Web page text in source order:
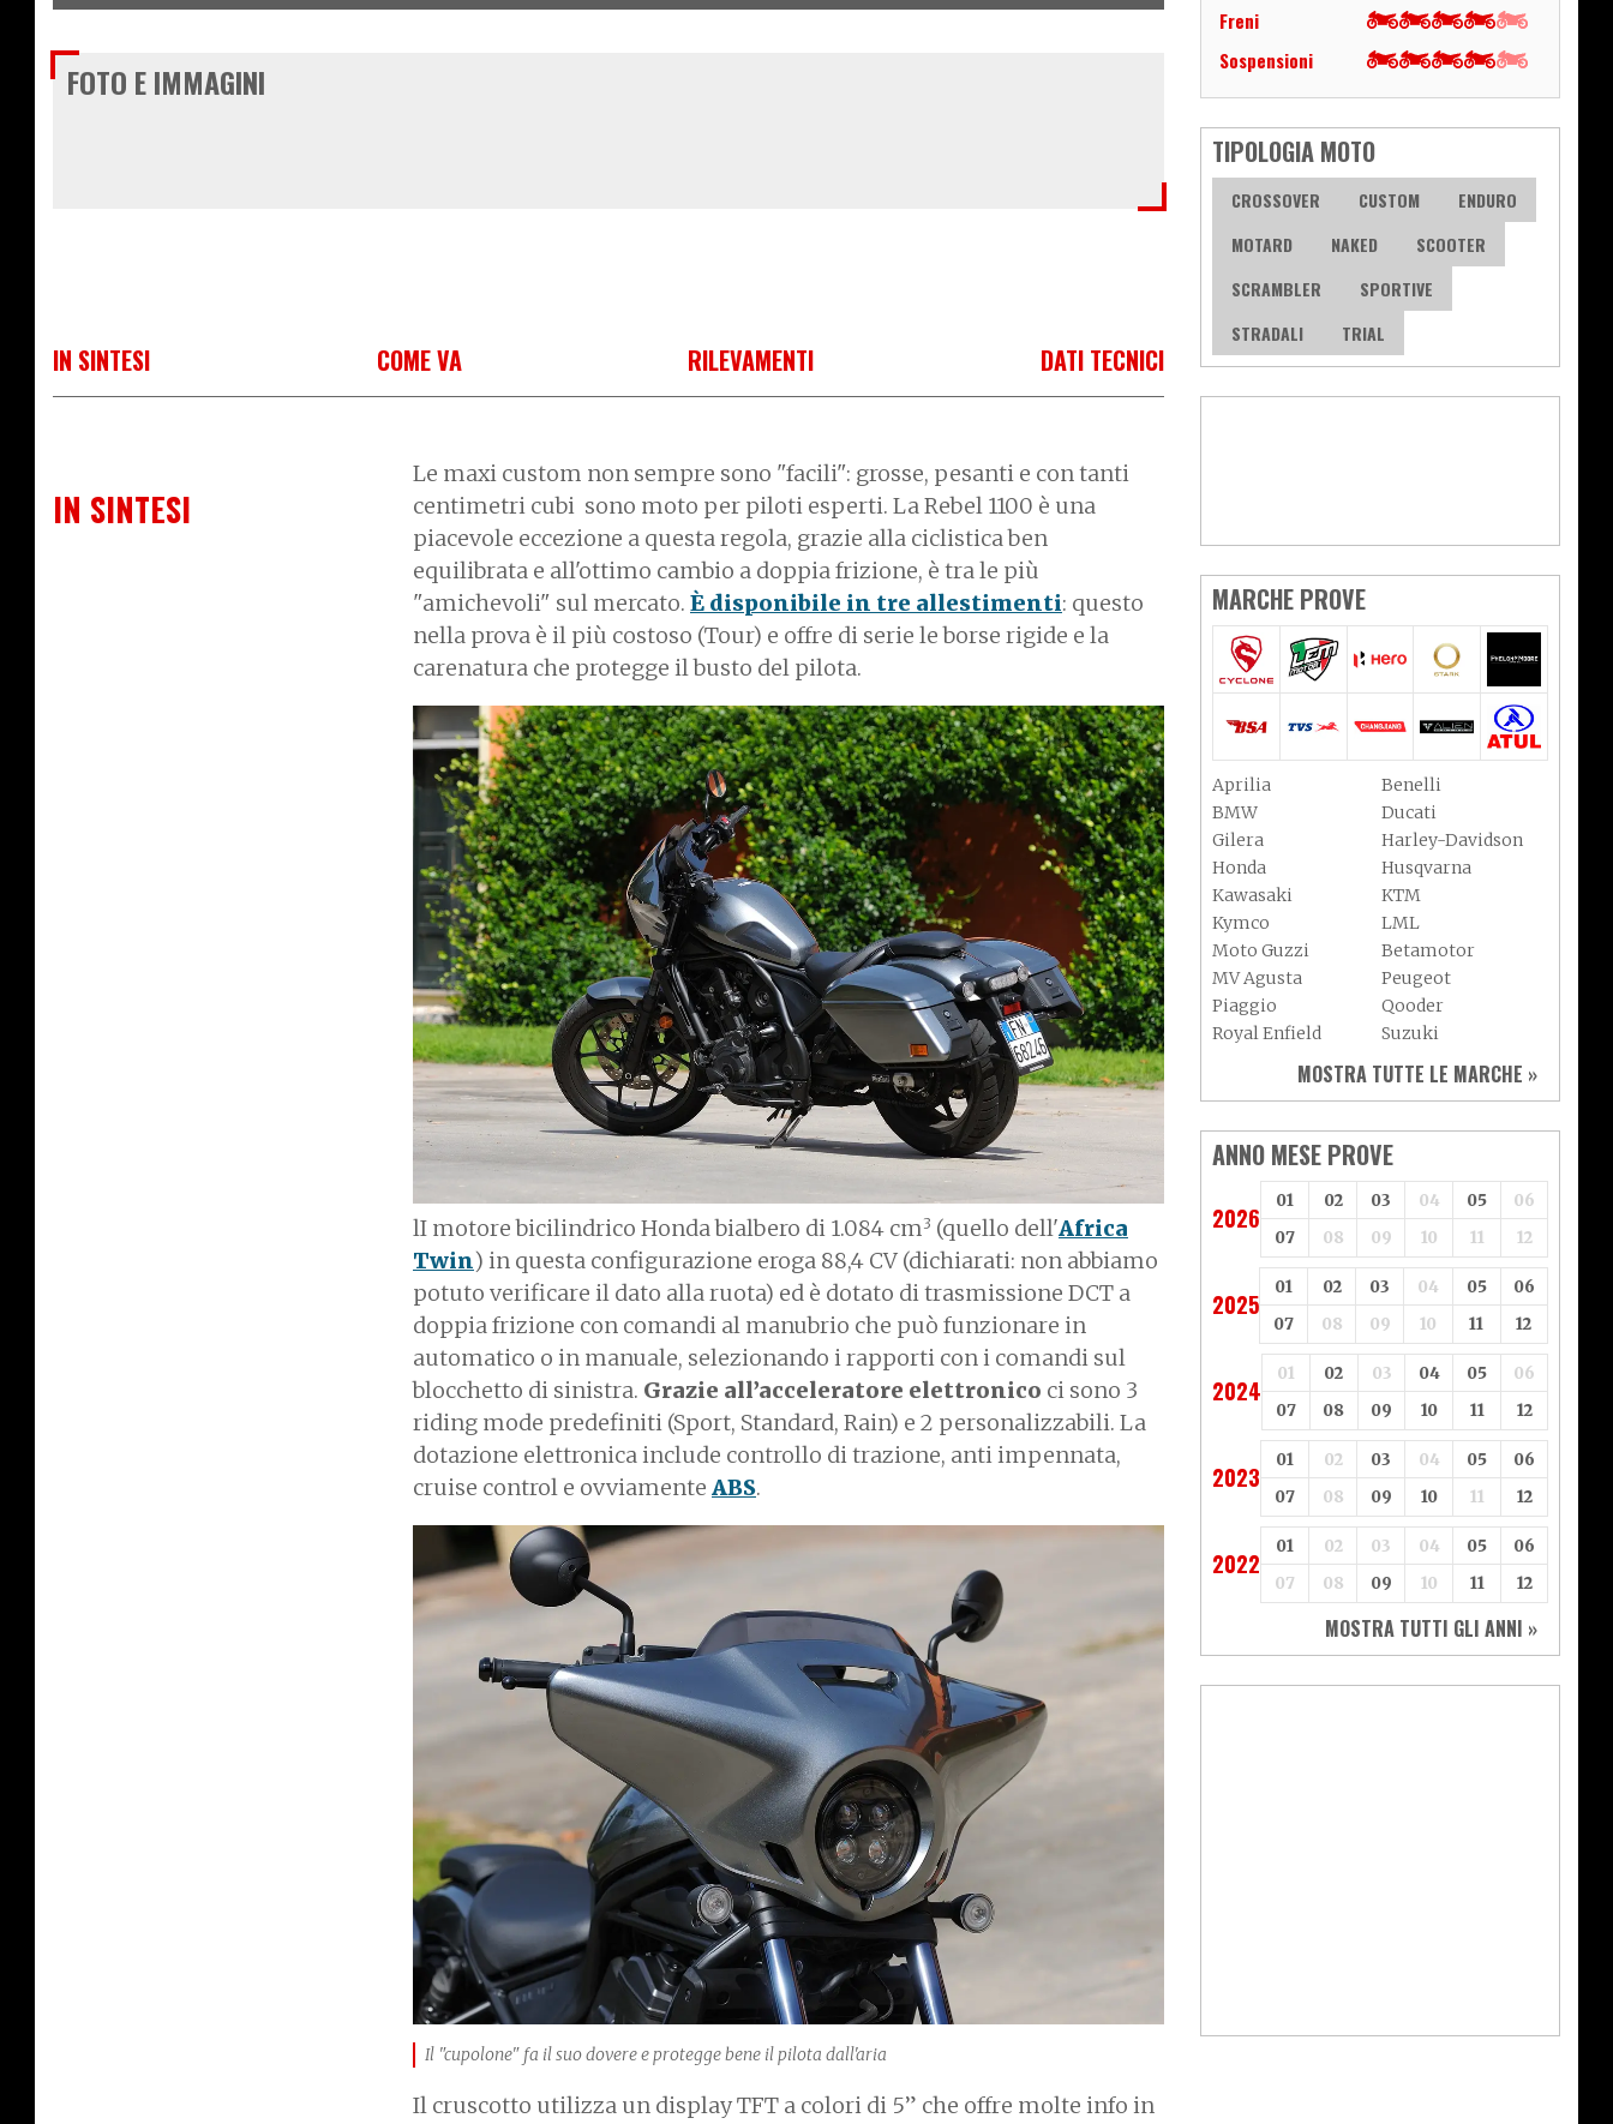
FOTO E IMMAGINI
IN SINTESI COME VA RILEVAMENTI DATI TECNICI
IN SINTESI
Le maxi custom non sempre sono "facili": grosse, pesanti e con tanti
centimetri cubi sono moto per piloti esperti. La Rebel 1100 è una
piacevole eccezione a questa regola, grazie alla ciclistica ben
equilibrata e all'ottimo cambio a doppia frizione, è tra le più
"amichevoli" sul mercato. È disponibile in tre allestimenti: questo
nella prova è il più costoso (Tour) e offre di serie le borse rigide e la
carenatura che protegge il busto del pilota.
I
m
a
e
lI motore bicilindrico Honda bialbero di 1.084 cm3 (quello dell'Africa
Twin) in questa configurazione eroga 88,4 CV (dichiarati: non abbiamo
potuto verificare il dato alla ruota) ed è dotato ditrasmissione DCT a
doppia frizione con comandi al manubrio che può funzionare in
automatico o in manuale, selezionando i rapporti con i comandi sul
blocchetto di sinistra. Grazie all’acceleratore elettronico ci sono 3
riding mode predefiniti (Sport, Standard, Rain) e 2 personalizzabili. La
dotazione elettronica include controllo di trazione, anti impennata,
cruise control e ovviamente ABS.
m
a
g
Il "cupolone" fa il suo dovere e protegge bene il pilota dall'aria
Il cruscotto utilizza un display TFT a colori di 5” che offre molte info in
Freni
Sospensioni
TIPOLOGIA MOTO
CROSSOVER CUSTOM
ENDURO
MOTARD
NAKED
SCOOTER
SCRAMBLER
SPORTIVE
STRADALI
TRIAL
MARCHE PROVE
Aprilia
Benelli
BMW
Ducati
Gilera
Harley-Davidson
Honda
Husqvarna
Kawasaki
KTM
Kymco
LML
Moto Guzzi
Betamotor
MV Agusta
Peugeot
Piaggio
Qooder
Royal Enfield
Suzuki
Triumph
Yamaha
Aeon
Aspes
Axy
Baotian
MOSTRA TUTTE LE MARCHE »
ANNO MESE PROVE
2026
01 02 03 04 05
06
07
08 09 10 11 12
2025
01 02 03 04 05
06
07
08 09 10 11 12
2024
01 02 03 04 05
06
07
08 09 10 11 12
2023
01 02 03 04 05
06
07
08 09 10 11 12
2022
01 02 03 04 05
06
07
08 09 10 11 12
MOSTRA TUTTI GLI ANNI »